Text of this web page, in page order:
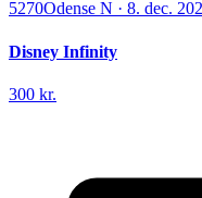
5270Odense N · 8. dec.
Disney Infinity
300 kr.